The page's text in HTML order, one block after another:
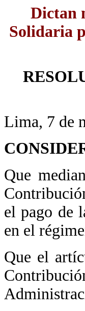
Dictan
Solidaria
Lima, 7 de
Que
el pago de
en el
Que el